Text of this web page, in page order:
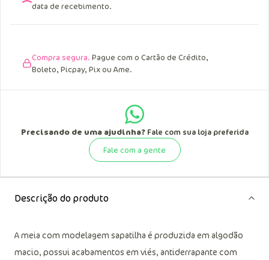
data de recebimento.
Compra segura. Pague com o Cartão de Crédito,
Boleto, Picpay, Pix ou Ame.
Precisando de uma ajudinha?Fale com sua loja preferida
Fale com a gente
Descrição do produto
A meia com modelagem sapatilha é produzida em algodão
macio, possui acabamentos em viés, antiderrapante com